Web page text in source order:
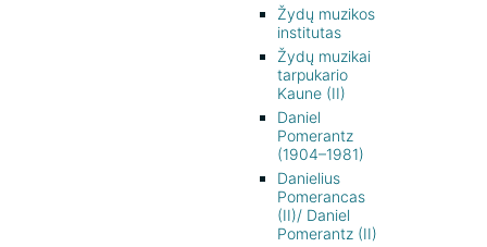
Žydų muzikos
institutas
Žydų muzikai
tarpukario
Kaune (II)
Daniel
Pomerantz
(1904–1981)
Danielius
Pomerancas
(II)/ Daniel
Pomerantz (II)